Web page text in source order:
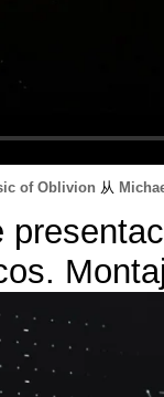
of Oblivion 从
.